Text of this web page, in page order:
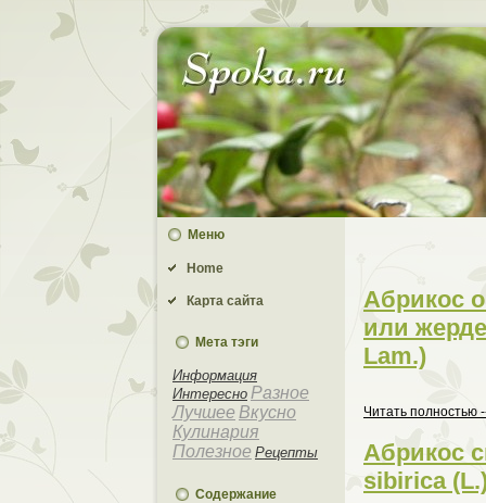
Меню
Home
Карта сайта
Мета тэги
Информaция
Интеpeсно Разное
Лучшее Вкусно
Кулинaрия
Полезное Рецепты
Содержание
Абрикос
или
Lam.)
Читать пoлностью
Абрикос
sibirica